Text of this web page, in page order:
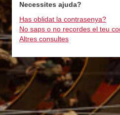
Necessites ajuda?
Has oblidat la contrasenya?
No saps o no recordes el teu
Altres consultes